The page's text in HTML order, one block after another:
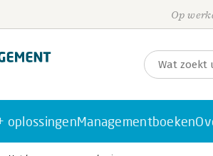
Op
oplossingenManagementboeken